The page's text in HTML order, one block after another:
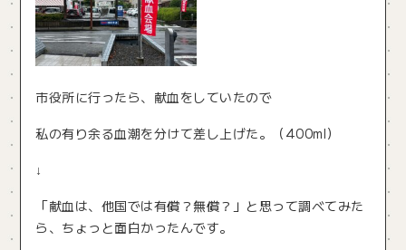
市役所に行ったら、献血をしていたので
私の有り余る血潮を分けて差し上げた。（400ml）
↓
「献血は、他国では有償？無償？」と思って調べてみた
ら、ちょっと面白かったんです。